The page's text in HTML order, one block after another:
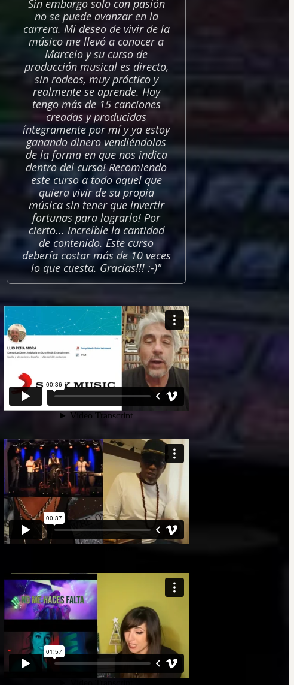
Sin embargo solo con pasión
no se puede avanzar en la
carrera. Mi deseo de vivir de la
músico me llevó a conocer a
Marcelo y su curso de
producción musical es directo,
sin rodeos, muy práctico y
realmente se aprende. Hoy
tengo más de 15 canciones
creadas y producidas
íntegramente por mí y ya estoy
ganando dinero vendiéndolas
de la forma en que nos indica
dentro del curso! Recomiendo
este curso a todo aquel que
quiera vivir de su propia
música sin tener que invertir
fortunas para lograrlo! Por
cierto... increíble la cantidad
de contenido. Este curso
debería costar más de 10 veces
lo que cuesta. Gracias!!! :-)"